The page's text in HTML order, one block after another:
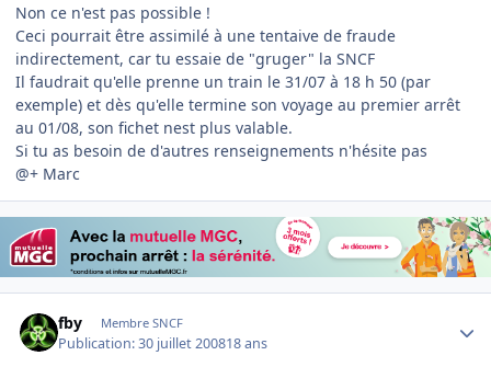
Non ce n'est pas possible !
Ceci pourrait être assimilé à une tentaive de fraude
indirectement, car tu essaie de "gruger" la SNCF
Il faudrait qu'elle prenne un train le 31/07 à 18 h 50 (par
exemple) et dès qu'elle termine son voyage au premier arrêt
au 01/08, son fichet nest plus valable.
Si tu as besoin de d'autres renseignements n'hésite pas
@+ Marc
fby Membre SNCF
Publication:30 juillet 200818 ans